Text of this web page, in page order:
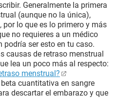
Generalmente la primera
(aunque no la única),
por lo que es lo primero y más
no requieres a un médico
podría ser esto en tu caso.
causas de retraso menstrual
lea un poco más al respecto:
menstrual?
cuantitativa en sangre
descartar el embarazo y que